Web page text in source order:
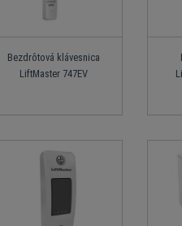
Bezdrôtová klávesnica
LiftMaster 747EV